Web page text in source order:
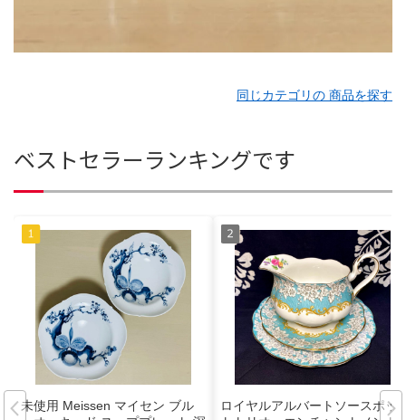
同じカテゴリの 商品を探す
ベストセラーランキングです
未使用 Meissen マイセン ブル
ロイヤルアルバートソースポッ